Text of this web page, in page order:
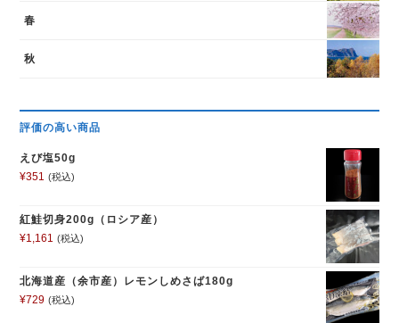
春
秋
評価の高い商品
えび塩50g
¥351 (税込)
紅鮭切身200g（ロシア産）
¥1,161 (税込)
北海道産（余市産）レモンしめさば180g
¥729 (税込)